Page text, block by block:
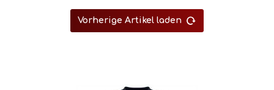
Vorherige Artikel laden